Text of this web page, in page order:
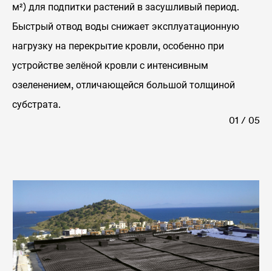
м²) для подпитки растений в засушливый период.
Быстрый отвод воды снижает эксплуатационную
нагрузку на перекрытие кровли, особенно при
устройстве зелёной кровли с интенсивным
озеленением, отличающейся большой толщиной
субстрата.
01 / 05